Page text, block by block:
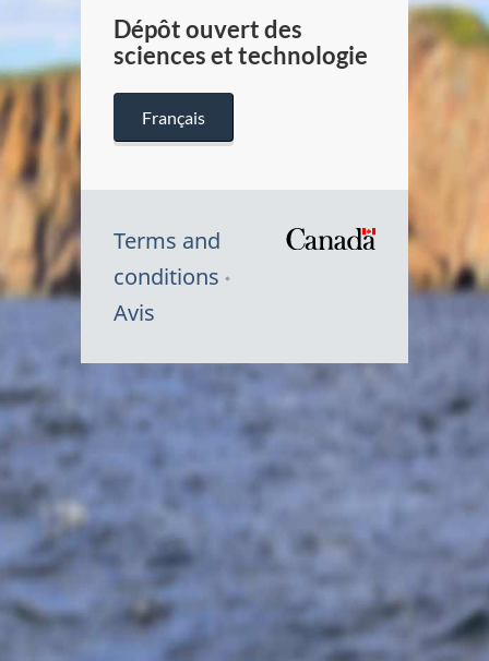
Dépôt ouvert des
sciences et technologie
Français
Terms and
conditions
Avis
Symbole
Canada